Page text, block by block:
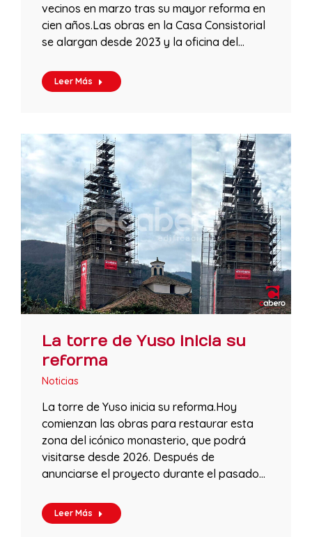
vecinos en marzo tras su mayor reforma en
cien años.Las obras en la Casa Consistorial
se alargan desde 2023 y la oficina del…
Leer Más
La torre de Yuso inicia su
reforma
Noticias
La torre de Yuso inicia su reforma.Hoy
comienzan las obras para restaurar esta
zona del icónico monasterio, que podrá
visitarse desde 2026. Después de
anunciarse el proyecto durante el pasado…
Leer Más